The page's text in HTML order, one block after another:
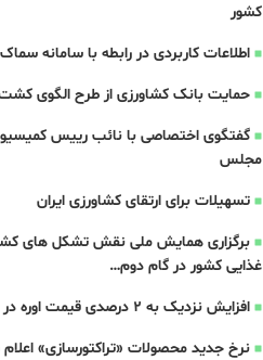
کشور
اطلاعات کاربردی در رابطه با سامانه سماک
حمایت بانک کشاورزی از طرح الگوی
گفتگوی اختصاصی با نائب رییس
مجلس
تسهیلات برای ارتقای کشاورزی ایران
برگزاری همایش ملی نقش تشکل های
غذایی کشور در گام دوم…
افزایش نزدیک به 2 درصدی قیمت اوره در بازار جهانی
نرخ جدید محصولات «تراکتورسازی»